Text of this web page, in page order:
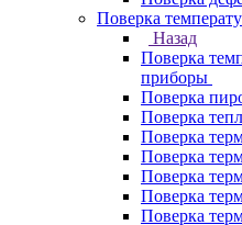
Поверка
Назад
Поверка
приборы
Поверка
Поверка
Поверка
Поверка
Поверка
Поверка
Поверка